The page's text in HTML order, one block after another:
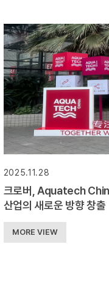
2025.11.28
크로버, Aquatech
산업의 새로운 방향 창출
MORE VIEW